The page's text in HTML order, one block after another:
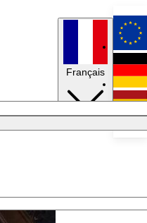
Français